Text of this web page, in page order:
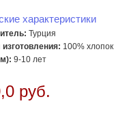
характеристики
Турция
100% хлопок
9-10 лет
руб.